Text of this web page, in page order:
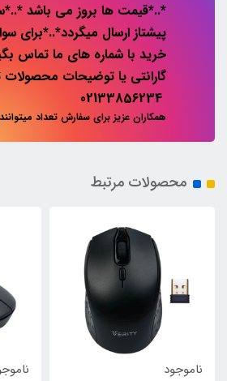
*..*قیمت ها بروز می باشد
پیشتاز ارسال میگردد*..*برای
خرید با شماره های ما تماس
گارانتی یا توضیحات
همکاران عزیز برای سفارش تعداد
محصولات مرتبط
ناموجود